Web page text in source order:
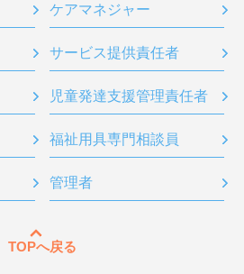
ケアマネジャー
サービス提供責任者
児童発達支援管理責任者
福祉用具専門相談員
管理者
TOPへ戻る